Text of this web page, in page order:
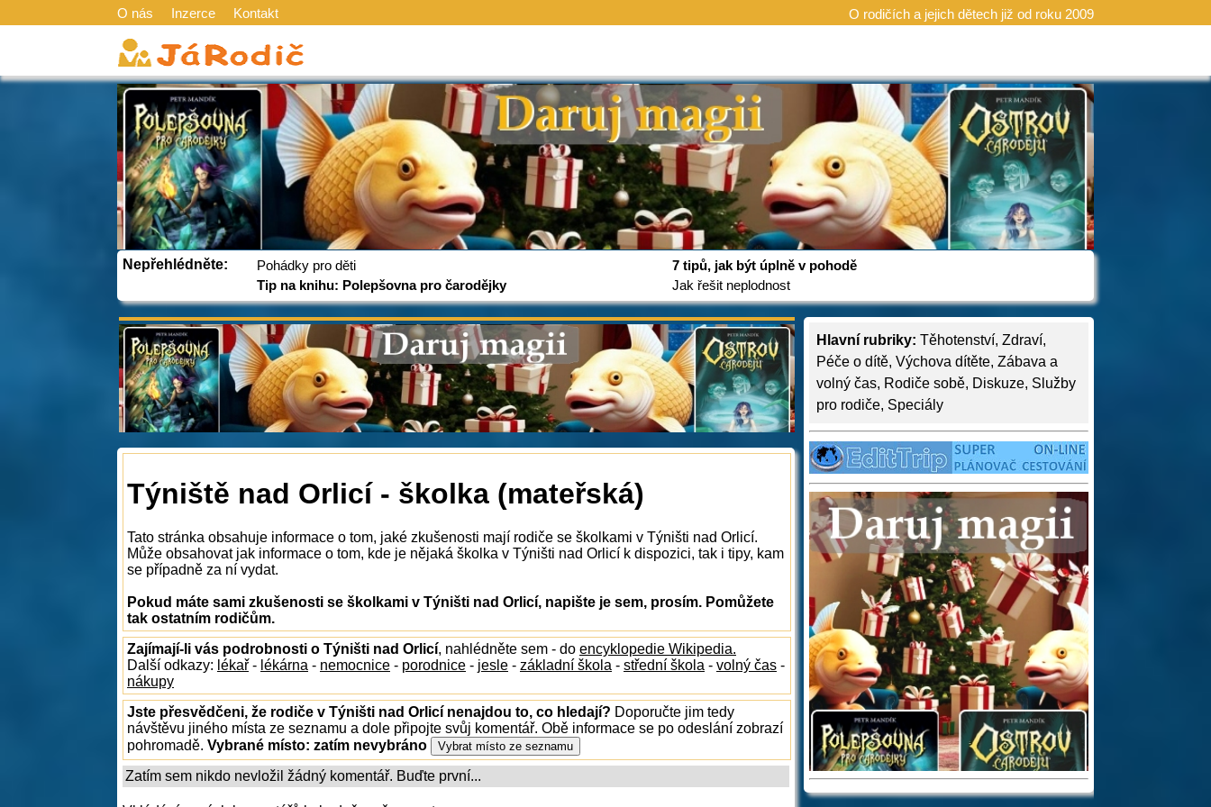
O nás Inzerce Kontakt O rodičích a jejich dětech již od roku 2009
Nepřehlédněte:
Pohádky pro děti
Tip na knihu: Polepšovna pro čarodějky
7 tipů, jak být úplně v pohodě
Jak řešit neplodnost
Hlavní rubriky: Těhotenství, Zdraví,
Péče o dítě, Výchova dítěte, Zábava a
volný čas, Rodiče sobě, Diskuze, Služby
pro rodiče, Speciály
Týniště nad Orlicí - školka (mateřská)
Tato stránka obsahuje informace o tom, jaké zkušenosti mají rodiče se školkami v Týništi nad Orlicí.
Může obsahovat jak informace o tom, kde je nějaká školka v Týništi nad Orlicí k dispozici, tak i tipy, kam
se případně za ní vydat.
Pokud máte sami zkušenosti se školkami v Týništi nad Orlicí, napište je sem, prosím. Pomůžete
tak ostatním rodičům.
Zajímají-li vás podrobnosti o Týništi nad Orlicí, nahlédněte sem - do encyklopedie Wikipedia.
Další odkazy: lékař - lékárna - nemocnice - porodnice - jesle - základní škola - střední škola - volný čas -
nákupy
Jste přesvědčeni, že rodiče v Týništi nad Orlicí nenajdou to, co hledají? Doporučte jim tedy
návštěvu jiného místa ze seznamu a dole připojte svůj komentář. Obě informace se po odeslání zobrazí
pohromadě. Vybrané místo: zatím nevybráno
Zatím sem nikdo nevložil žádný komentář. Buďte první...